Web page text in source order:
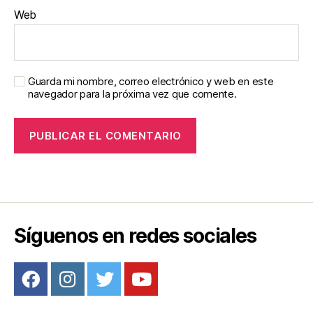
Web
Guarda mi nombre, correo electrónico y web en este
navegador para la próxima vez que comente.
Síguenos en redes sociales